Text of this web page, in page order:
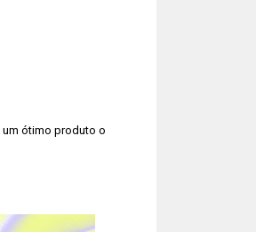
um ótimo produto o